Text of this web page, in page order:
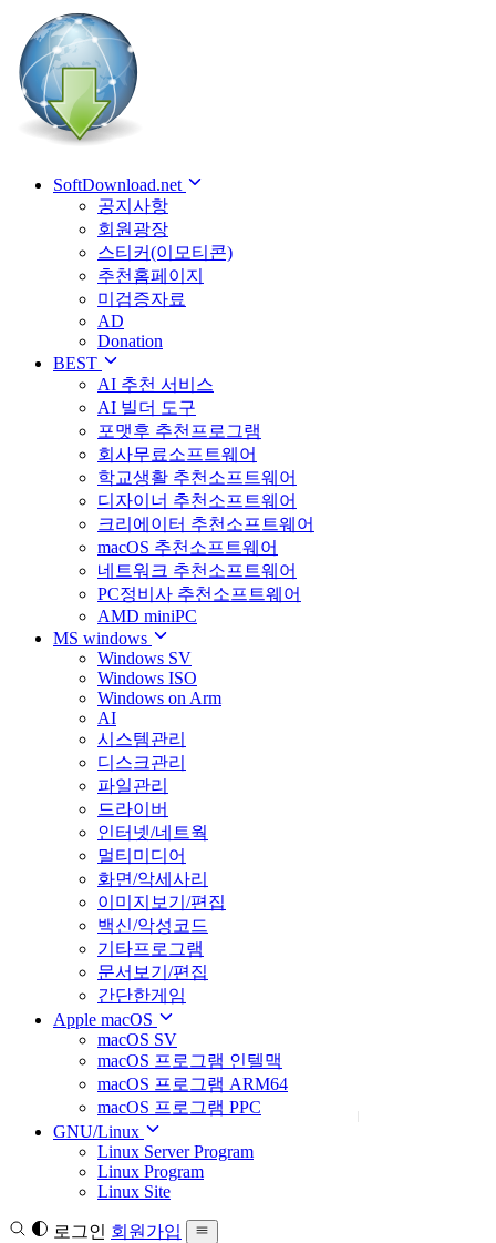
SoftDownload.net
공지사항
회원광장
스티커(이모티콘)
추천홈페이지
미검증자료
AD
Donation
BEST
AI 추천 서비스
AI 빌더 도구
포맷후 추천프로그램
회사무료소프트웨어
학교생활 추천소프트웨어
디자이너 추천소프트웨어
크리에이터 추천소프트웨어
macOS 추천소프트웨어
네트워크 추천소프트웨어
PC정비사 추천소프트웨어
AMD miniPC
MS windows
Windows SV
Windows ISO
Windows on Arm
AI
시스템관리
디스크관리
파일관리
드라이버
인터넷/네트웍
멀티미디어
화면/악세사리
이미지보기/편집
백신/악성코드
기타프로그램
문서보기/편집
간단한게임
Apple macOS
macOS SV
macOS 프로그램 인텔맥
macOS 프로그램 ARM64
macOS 프로그램 PPC
GNU/Linux
Linux Server Program
Linux Program
Linux Site
로그인 회원가입